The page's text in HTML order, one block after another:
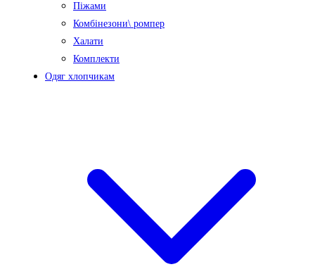
Піжами
Комбінезони\ ромпер
Халати
Комплекти
Одяг хлопчикам